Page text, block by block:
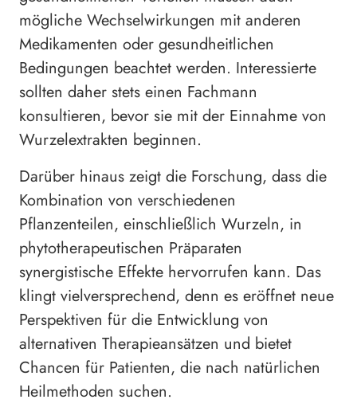
mögliche Wechselwirkungen mit anderen
Medikamenten oder gesundheitlichen
Bedingungen beachtet werden. Interessierte
sollten daher stets einen Fachmann
konsultieren, bevor sie mit der Einnahme von
Wurzelextrakten beginnen.
Darüber hinaus zeigt die Forschung, dass die
Kombination von verschiedenen
Pflanzenteilen, einschließlich Wurzeln, in
phytotherapeutischen Präparaten
synergistische Effekte hervorrufen kann. Das
klingt vielversprechend, denn es eröffnet neue
Perspektiven für die Entwicklung von
alternativen Therapieansätzen und bietet
Chancen für Patienten, die nach natürlichen
Heilmethoden suchen.